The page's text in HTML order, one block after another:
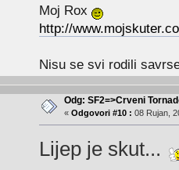
Moj Rox
http://
Nisu se svi rodili
Odg: SF2=>Crveni
« Odgovori #10 : 08 Rujan,
Lijep je skut...